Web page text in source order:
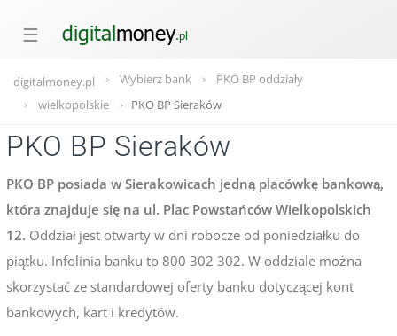
☰
digitalmoney.pl Wybierz bank
PKO BP oddziały
wielkopolskie
PKO BP Sieraków
PKO BP Sieraków
PKO BP posiada w Sierakowicach jedną placówkę bankową,
która znajduje się na ul. Plac Powstańców Wielkopolskich
12. Oddział jest otwarty w dni robocze od poniedziałku do
piątku. Infolinia banku to 800 302 302. W oddziale można
skorzystać ze standardowej oferty banku dotyczącej kont
bankowych, kart i kredytów.